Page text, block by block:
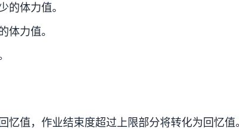
的体力值。
体力值。
忆值，作业结束度超过上限部分将转化为回忆值